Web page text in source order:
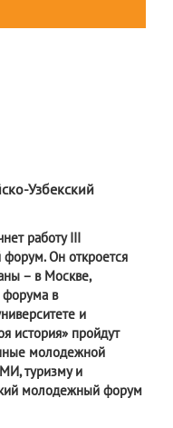
Узбекский
работу III
Он откроется
– в Москве,
форума в
и
история» пройдут
молодежной
туризму и
молодежный форум